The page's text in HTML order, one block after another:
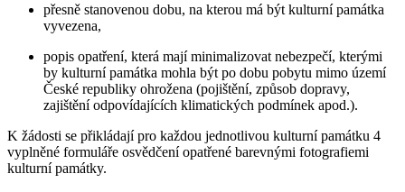
přesně stanovenou dobu, na kterou má být kulturní památka
vyvezena,
popis opatření, která mají minimalizovat nebezpečí, kterými
by kulturní památka mohla být po dobu pobytu mimo území
České republiky ohrožena (pojištění, způsob dopravy,
zajištění odpovídajících klimatických podmínek apod.).
K žádosti se přikládají pro každou jednotlivou kulturní památku 4
vyplněné formuláře osvědčení opatřené barevnými fotografiemi
kulturní památky.